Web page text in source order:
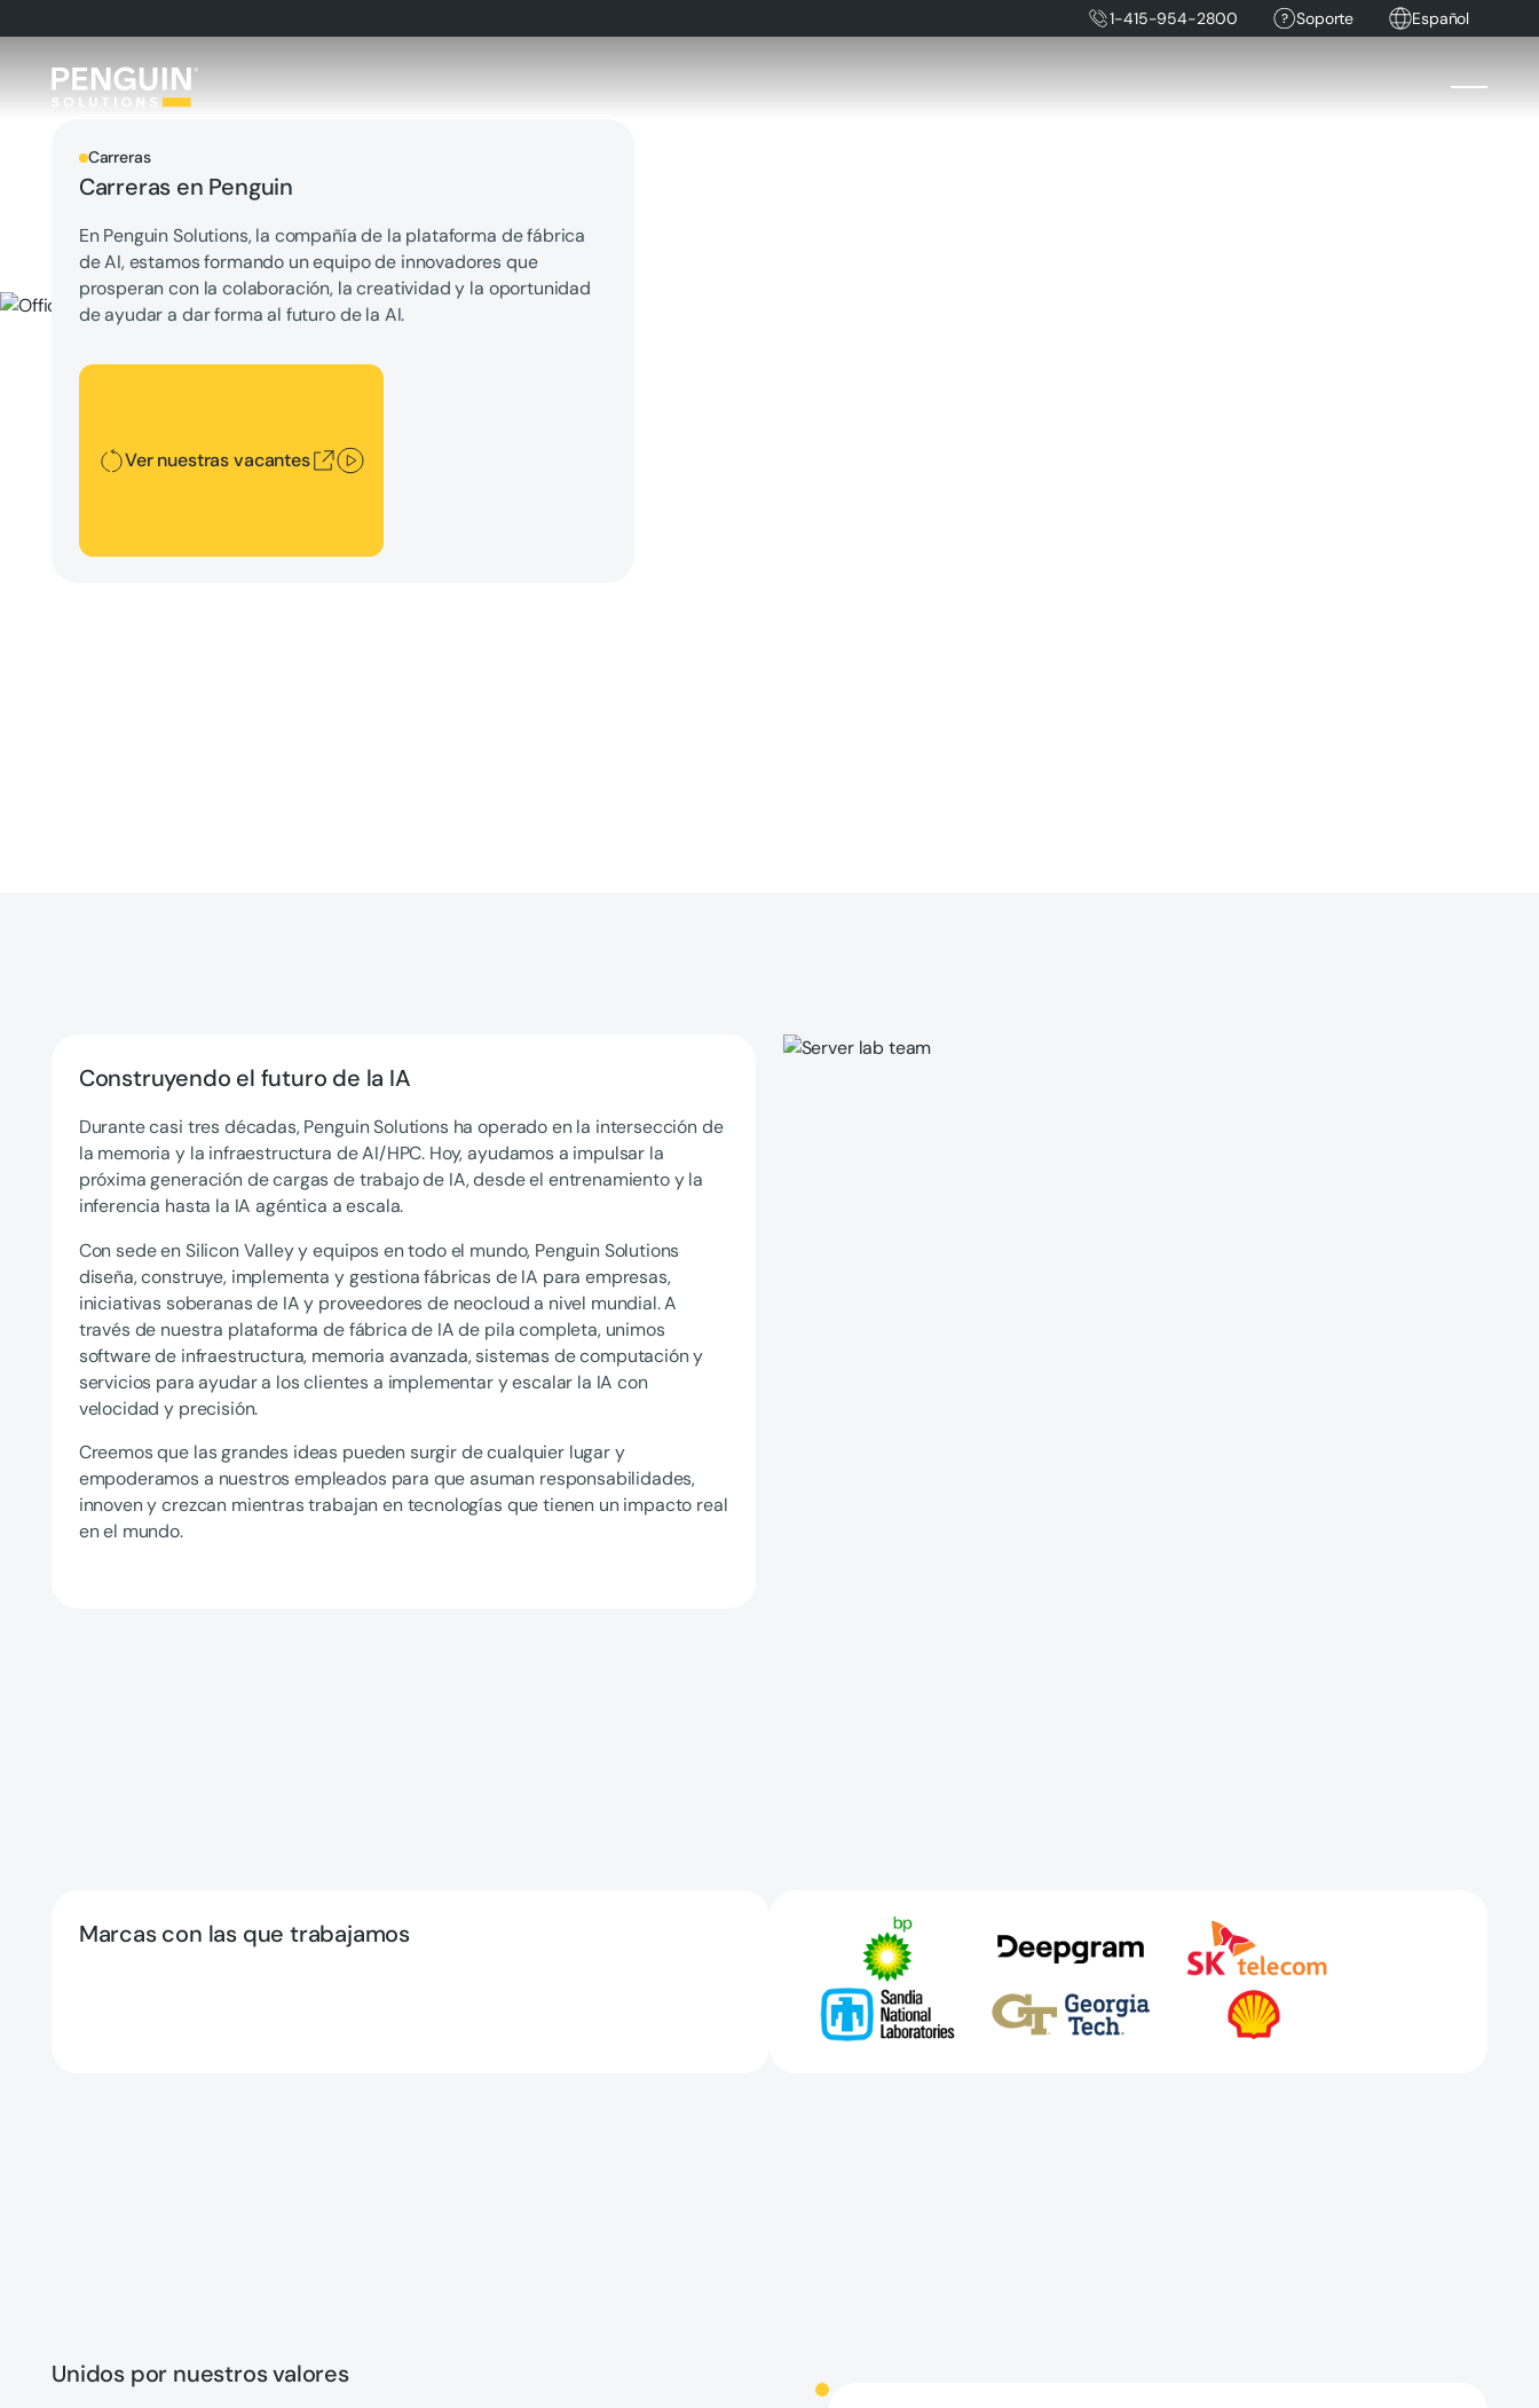
1-415-954-2800 Soporte Español
Carreras
Carreras en Penguin
En Penguin Solutions, la compañía de la plataforma de fábrica
de AI, estamos formando un equipo de innovadores que
prosperan con la colaboración, la creatividad y la oportunidad
de ayudar a dar forma al futuro de la AI.
Ver nuestras vacantes
Ver nuestras vacantes
Construyendo el futuro de la IA
Durante casi tres décadas, Penguin Solutions ha operado en la intersección de
la memoria y la infraestructura de AI/HPC. Hoy, ayudamos a impulsar la
próxima generación de cargas de trabajo de IA, desde el entrenamiento y la
inferencia hasta la IA agéntica a escala.
Con sede en Silicon Valley y equipos en todo el mundo, Penguin Solutions
diseña, construye, implementa y gestiona fábricas de IA para empresas,
iniciativas soberanas de IA y proveedores de neocloud a nivel mundial. A
través de nuestra plataforma de fábrica de IA de pila completa, unimos
software de infraestructura, memoria avanzada, sistemas de computación y
servicios para ayudar a los clientes a implementar y escalar la IA con
velocidad y precisión.
Creemos que las grandes ideas pueden surgir de cualquier lugar y
empoderamos a nuestros empleados para que asuman responsabilidades,
innoven y crezcan mientras trabajan en tecnologías que tienen un impacto real
en el mundo.
Marcas con las que trabajamos
Unidos por nuestros valores